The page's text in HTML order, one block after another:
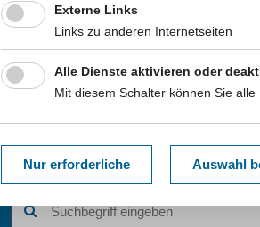
Externe Links
Links zu anderen Internetseiten
Alle Dienste aktivieren oder
Mit diesem Schalter können Sie
Nur erforderliche Auswahl